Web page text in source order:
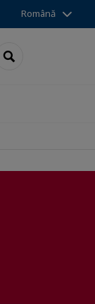
Română
SEARCH